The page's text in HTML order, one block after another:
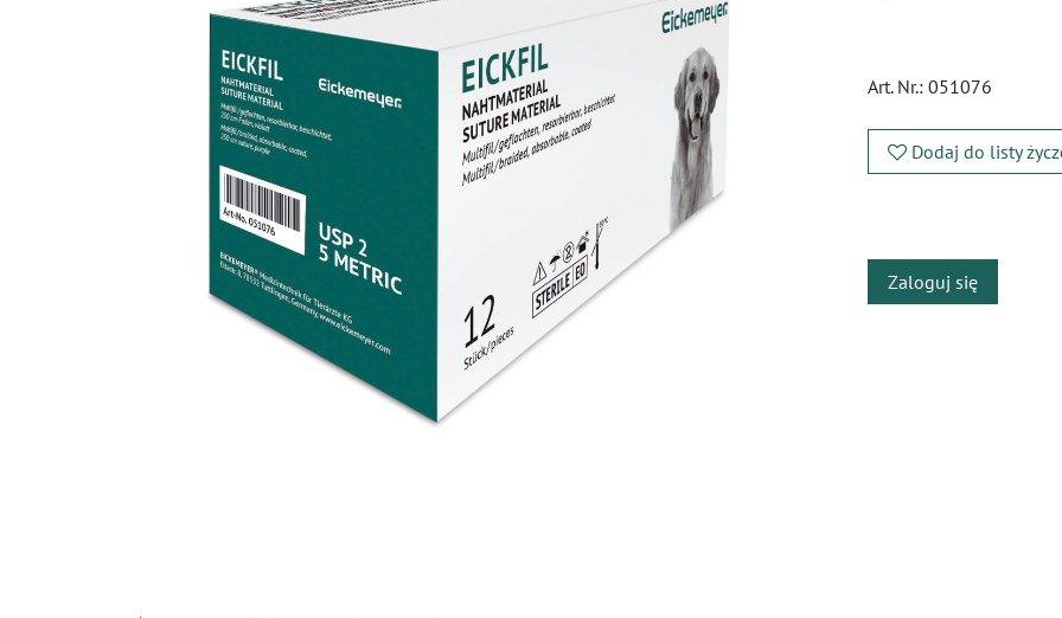
Art. Nr.: 051076
Dodaj do listy
Zaloguj się